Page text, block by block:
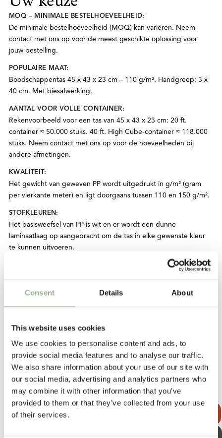
Consent Details About
This website uses cookies
We use cookies to personalise content and ads, to
provide social media features and to analyse our traffic.
We also share information about your use of our site with
our social media, advertising and analytics partners who
may combine it with other information that you’ve
provided to them or that they’ve collected from your use
of their services.
MOQ – MINIMALE BESTELHOEVEELHEID:
De minimale bestelhoeveelheid (MOQ) kan variëren. Neem
contact met ons op voor de meest geschikte oplossing voor
jouw bestelling.
POPULAIRE MAAT:
Boodschappentas 45 x 43 x 23 cm – 110 g/m². Handgreep: 3 x
40 cm. Met biesafwerking.
AANTAL VOOR VOLLE CONTAINER:
Rekenvoorbeeld voor een tas van 45 x 43 x 23 cm: 20 ft.
container ≈ 50.000 stuks. 40 ft. High Cube-container ≈ 118.000
stuks. Neem contact met ons op voor de hoeveelheden bij
andere afmetingen.
KWALITEIT:
Het gewicht van geweven PP wordt uitgedrukt in g/m² (gram
per vierkante meter) en ligt doorgaans tussen 110 en 150 g/m².
STOFKLEUREN:
Het basisweefsel van PP is wit en er wordt een dunne
laminaatlaag op aangebracht om de tas in elke gewenste kleur
te kunnen uitvoeren.
gekleurde folie op de stof aangebracht, waardoor de kleur en
Hanglabels. Op maat gemaakt onderhouds- en waslabel.
Geweven merklabel of geprint label. Knoop. Elastische band met
klittenbandsluiting. Dubbele handgrepen.
PRODUCTIETIJD:
De levertijden variëren afhankelijk van de hoeveelheid, de
materialen, de bedrukking, eventuele extra’s en het seizoen. De
productie gaat van start zodra het pre-productiemonster is
goedgekeurd; de voorbereiding hiervan duurt doorgaans 2 tot